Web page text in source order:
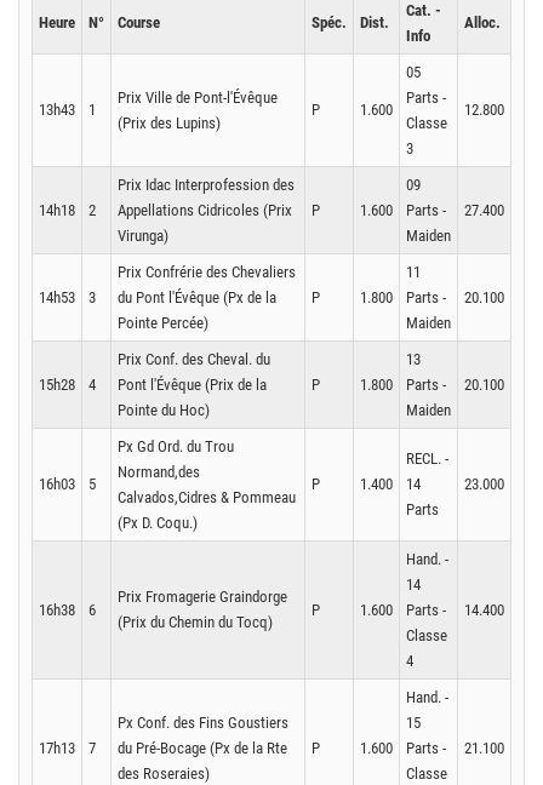
Heure N° Course Spéc. Dist.
Cat. -
Info
Alloc.
13h43 1
Prix Ville de Pont-l'Évêque
(Prix des Lupins)
P 1.600
05
Parts -
Classe
3
12.800
14h18 2
Prix Idac Interprofession des
Appellations Cidricoles (Prix
Virunga)
P 1.600
09
Parts -
Maiden
27.400
14h53 3
Prix Confrérie des Chevaliers
du Pont l'Évêque (Px de la
Pointe Percée)
P 1.800
11
Parts -
Maiden
20.100
15h28 4
Prix Conf. des Cheval. du
Pont l'Évêque (Prix de la
Pointe du Hoc)
P 1.800
13
Parts -
Maiden
20.100
16h03 5
Px Gd Ord. du Trou
Normand,des
Calvados,Cidres & Pommeau
(Px D. Coqu.)
P 1.400
RECL. -
14
Parts
23.000
16h38 6
Prix Fromagerie Graindorge
(Prix du Chemin du Tocq)
P 1.600
Hand. -
14
Parts -
Classe
4
14.400
17h13 7
Px Conf. des Fins Goustiers
du Pré-Bocage (Px de la Rte
des Roseraies)
P 1.600
Hand. -
15
Parts -
Classe
21.100